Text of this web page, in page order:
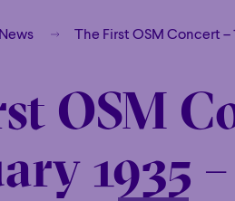
News The First OSM Concert –
OSM
1935